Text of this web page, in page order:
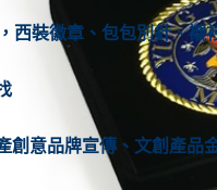
西裝徽章、包包別針、襯
創意品牌宣傳、文創產品